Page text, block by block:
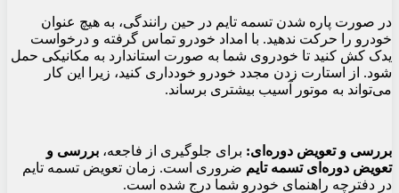
در صورت پاره شدن تسمه تایم در حین رانندگی، به هیچ عنوان
خودرو را حرکت ندهید. با امداد خودرو تماس گرفته و درخواست
یدک کش کنید تا خودروی شما به صورت استاندارد به مکانیکی حمل
شود. از استارت زدن مجدد خودرو خودداری کنید، زیرا این کار
می‌تواند به موتور آسیب بیشتری برساند.
بررسی و تعویض دوره‌ای: برای جلوگیری از فاجعه، بررسی و
تعویض دوره‌ای تسمه تایم ضروری است. زمان تعویض تسمه تایم
در دفترچه راهنمای خودرو شما درج شده است.